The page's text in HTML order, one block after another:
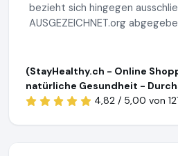
bezieht sich hingegen
AUSGEZEICHNET.org
(StayHealthy.ch - Online
natürliche Gesundheit -
4,82 / 5,00 von